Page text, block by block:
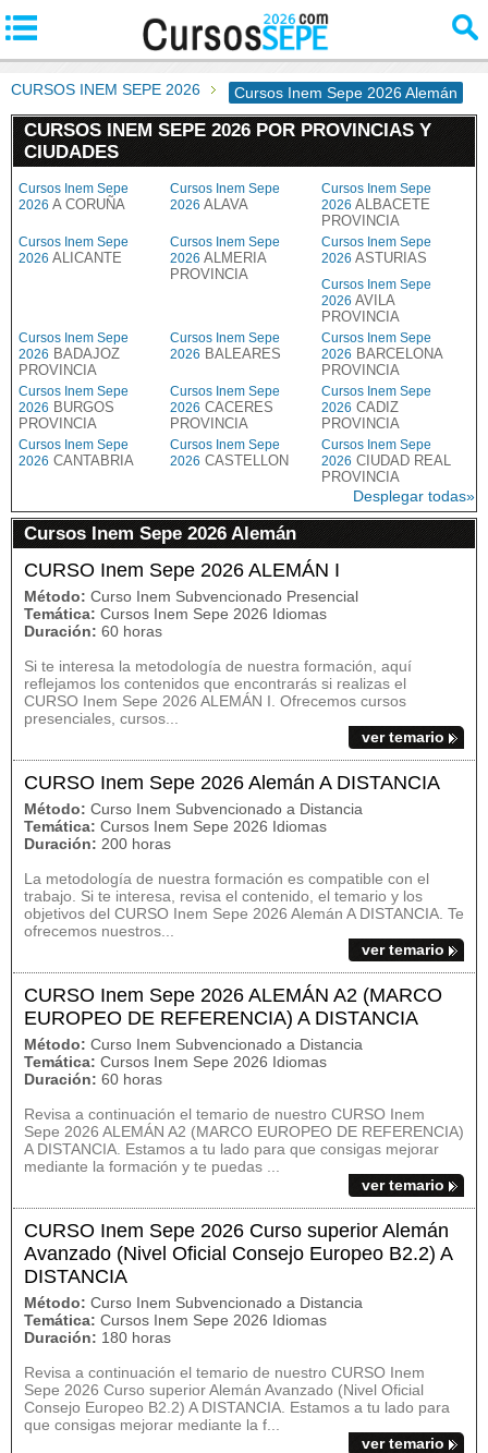
CURSOS INEM SEPE 2026 Cursos Inem Sepe 2026 Alemán
CURSOS INEM SEPE 2026 POR PROVINCIAS Y
CIUDADES
Cursos Inem Sepe
2026 A CORUÑA
Cursos Inem Sepe
2026 ALAVA
Cursos Inem Sepe
2026 ALBACETE
PROVINCIA
Cursos Inem Sepe
2026 ALICANTE
Cursos Inem Sepe
2026 ALMERIA
PROVINCIA
Cursos Inem Sepe
2026 ASTURIAS
Cursos Inem Sepe
2026 AVILA
PROVINCIA
Cursos Inem Sepe
2026 BADAJOZ
PROVINCIA
Cursos Inem Sepe
2026 BALEARES
Cursos Inem Sepe
2026 BARCELONA
PROVINCIA
Cursos Inem Sepe
2026 BURGOS
PROVINCIA
Cursos Inem Sepe
2026 CACERES
PROVINCIA
Cursos Inem Sepe
2026 CADIZ
PROVINCIA
Cursos Inem Sepe
2026 CANTABRIA
Cursos Inem Sepe
2026 CASTELLON
Cursos Inem Sepe
2026 CIUDAD REAL
PROVINCIA
Desplegar todas»
Cursos Inem Sepe 2026 Alemán
CURSO Inem Sepe 2026 ALEMÁN I
Método: Curso Inem Subvencionado Presencial
Temática: Cursos Inem Sepe 2026 Idiomas
Duración: 60 horas
Si te interesa la metodología de nuestra formación, aquí
reflejamos los contenidos que encontrarás si realizas el
CURSO Inem Sepe 2026 ALEMÁN I. Ofrecemos cursos
presenciales, cursos...
ver temario
CURSO Inem Sepe 2026 Alemán A DISTANCIA
Método: Curso Inem Subvencionado a Distancia
Temática: Cursos Inem Sepe 2026 Idiomas
Duración: 200 horas
La metodología de nuestra formación es compatible con el
trabajo. Si te interesa, revisa el contenido, el temario y los
objetivos del CURSO Inem Sepe 2026 Alemán A DISTANCIA. Te
ofrecemos nuestros...
ver temario
CURSO Inem Sepe 2026 ALEMÁN A2 (MARCO
EUROPEO DE REFERENCIA) A DISTANCIA
Método: Curso Inem Subvencionado a Distancia
Temática: Cursos Inem Sepe 2026 Idiomas
Duración: 60 horas
Revisa a continuación el temario de nuestro CURSO Inem
Sepe 2026 ALEMÁN A2 (MARCO EUROPEO DE REFERENCIA)
A DISTANCIA. Estamos a tu lado para que consigas mejorar
mediante la formación y te puedas ...
ver temario
CURSO Inem Sepe 2026 Curso superior Alemán
Avanzado (Nivel Oficial Consejo Europeo B2.2) A
DISTANCIA
Método: Curso Inem Subvencionado a Distancia
Temática: Cursos Inem Sepe 2026 Idiomas
Duración: 180 horas
Revisa a continuación el temario de nuestro CURSO Inem
Sepe 2026 Curso superior Alemán Avanzado (Nivel Oficial
Consejo Europeo B2.2) A DISTANCIA. Estamos a tu lado para
que consigas mejorar mediante la f...
ver temario